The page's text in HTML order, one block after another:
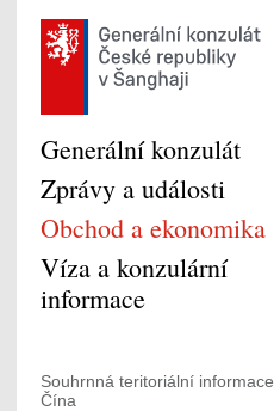
Generální konzulát
Zprávy a události
Obchod a ekonomika
Víza a konzulární
informace
Souhrnná teritoriální informace
Čína